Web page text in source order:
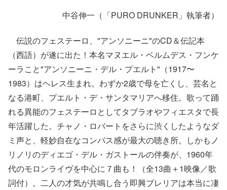
中谷伸一（「PURO DRUNKER」執筆者）
伝説のフェステーロ、"アンソニーニ"のCD＆伝記本
（西語）が遂に出た！本名マヌエル・ベルムデス・フンケ
ーラこと"アンソニーニ・デル・プエルト"（1917〜
1983）はヘレス生まれ。わずか2歳で母を亡くし、芸名と
なる港町、プエルト・デ・サンタマリアへ移住。歌って踊
れる異能のフェステーロとしてタブラオやフィエスタで長
年活躍した。チャノ・ロバートをさらに渋くしたようなダ
ミ声と、軽妙自在なコンパス感が最大の聴き所。しかもノ
リノリのディエゴ・デル・ガストールの伴奏が、1960年
代のモロンライヴを中心に７曲も！（全13曲＋1映像／歌
詞付）。二人の才気が共鳴し合う即興ブレリアは本当に凄